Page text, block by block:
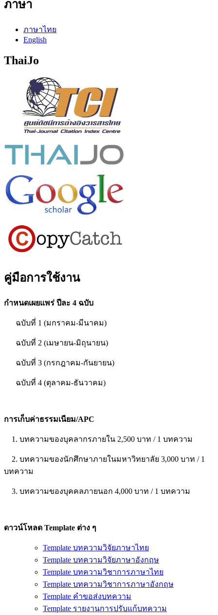
ภาษา
ภาษาไทย
English
ThaiJo
คู่มือการใช้งาน
กำหนดเผยแพร่ ปีละ 4 ฉบับ
ฉบับที่ 1 (มกราคม-มีนาคม)
ฉบับที่ 2 (เมษายน-มิถุนายน)
ฉบับที่ 3 (กรกฎาคม-กันยายน)
ฉบับที่ 4 (ตุลาคม-ธันวาคม)
การเก็บค่าธรรมเนียม/APC
1. บทความของบุคลากรภายใน 2,500 บาท / 1 บทความ
2. บทความของนักศึกษาภายในมหาวิทยาลัย 3,000 บาท / 1
บทความ
3. บทความของบุคคลภายนอก 4,000 บาท / 1 บทความ
ดาวน์โหลด Template ต่าง ๆ
Template บทความวิจัยภาษาไทย
Template บทความวิจัยภาษาอังกฤษ
Template บทความวิชาการภาษาไทย
Template บทความวิชาการภาษาอังกฤษ
Template คำขอส่งบทความ
Template รายงานการปรับแก้บทความ